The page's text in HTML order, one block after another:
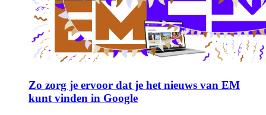
Zo zorg je ervoor dat je het nieuws van EM
kunt vinden in Google